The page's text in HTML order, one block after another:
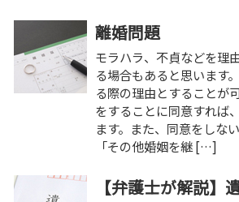
離婚問題
モラハラ、不貞などを理
る場合もあると思います
る際の理由とすることが
をすることに同意すれば
ます。また、同意をしな
「その他婚姻を継 […]
【弁護士が解説】